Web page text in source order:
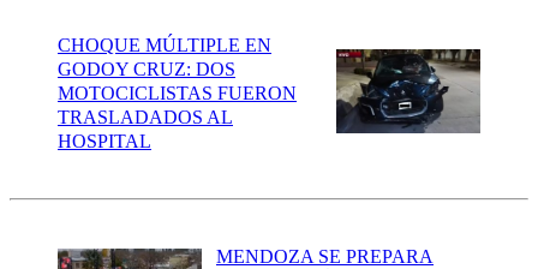
CHOQUE MÚLTIPLE EN
GODOY CRUZ: DOS
MOTOCICLISTAS FUERON
TRASLADADOS AL
HOSPITAL
MENDOZA SE PREPARA